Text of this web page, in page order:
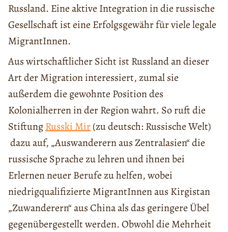
Russland. Eine aktive Integration in die russische
Gesellschaft ist eine Erfolgsgewähr für viele legale
MigrantInnen.
Aus wirtschaftlicher Sicht ist Russland an dieser
Art der Migration interessiert, zumal sie
außerdem die gewohnte Position des
Kolonialherren in der Region wahrt. So ruft die
StiftungRusski Mir(zu deutsch: Russische Welt)
dazu auf, „Auswanderern aus Zentralasien“ die
russische Sprache zu lehren und ihnen bei
Erlernen neuer Berufe zu helfen, wobei
niedrigqualifizierte MigrantInnen aus Kirgistan
„Zuwanderern“ aus China als das geringere Übel
gegenübergestellt werden. Obwohl die Mehrheit